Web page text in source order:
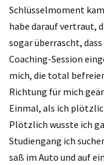
Schlüsselmoment
habe darauf vertraut,
sogar überrascht,
Coaching-Session
mich, die total
Richtung für mich
Einmal, als ich
Plötzlich wusste ich
Studiengang ich
saß im Auto und auf